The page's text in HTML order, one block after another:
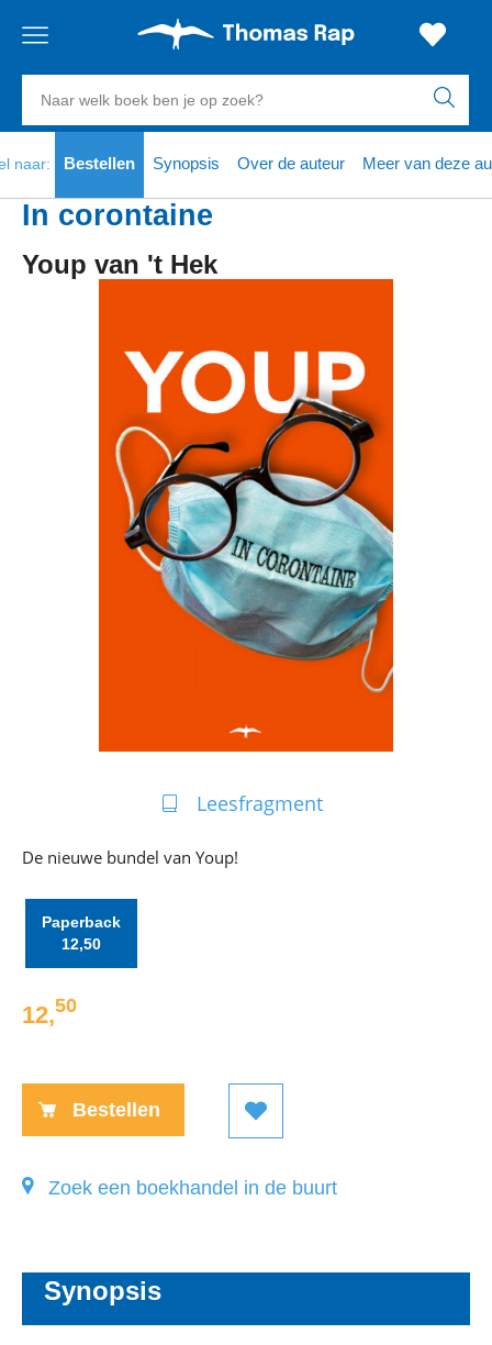
verzending
20
euro
23:59
volgende in
Veiligbetalen
Zoeken
auteurs
en
uitgevers
naar: Bestellen Synopsis Over de auteur Meer van deze
De nieuwe bundel van Youp!
Paperback
12,50
Paperback:
12,50
Bestellen
Zoek een boekhandel in de buurt
In corontaine
Youp van 't Hek
Leesfragment
Synopsis